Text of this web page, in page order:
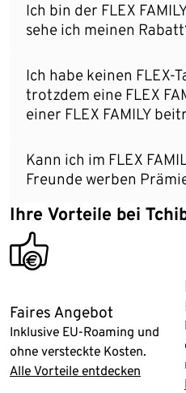
Ich bin der FLEX
sehe ich meinen
Ich habe keinen FLEX-
trotzdem eine FLEX
einer FLEX FAMILY
Kann ich im FLEX
Freunde werben
Ihre Vorteile bei
promotion_thumb
Faires Angebot
Inklusive EU-Roaming und
ohne versteckte Kosten.
Alle Vorteile entdecken